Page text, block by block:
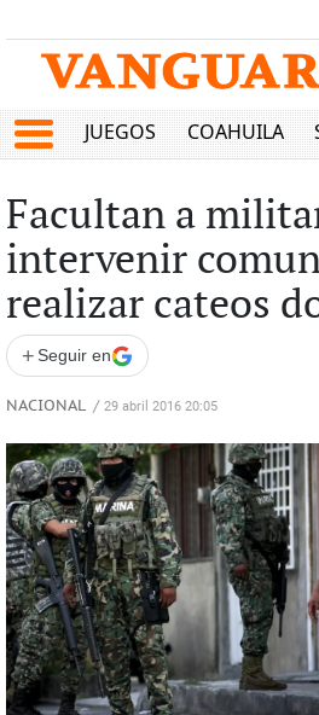
JUEGOS COAHUILA
Facultan a
intervenir
realizar cateos
+ Seguir en
NACIONAL / 29 abril 2016 20:05